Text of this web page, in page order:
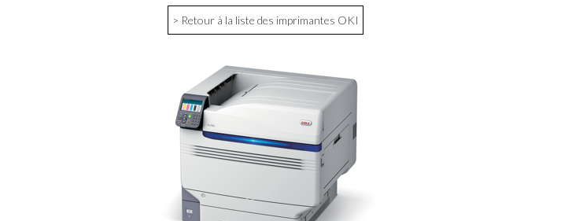
> Retour à la liste des imprimantes OKI